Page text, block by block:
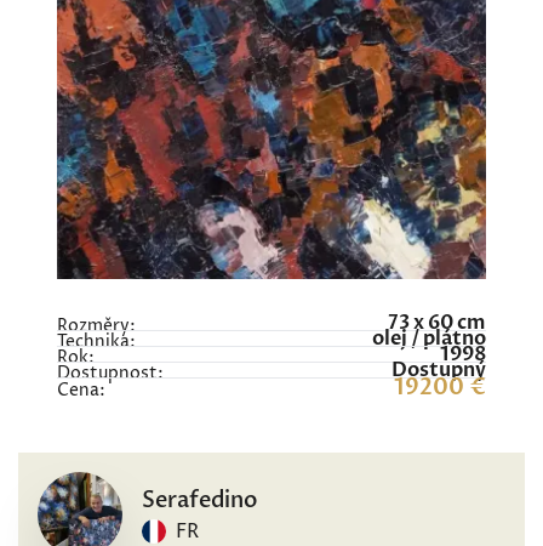
Rozměry: 73 x 60 cm
Technika: olej / plátno
Rok: 1998
Dostupnost: Dostupný
Cena: 19200 €
Serafedino
FR